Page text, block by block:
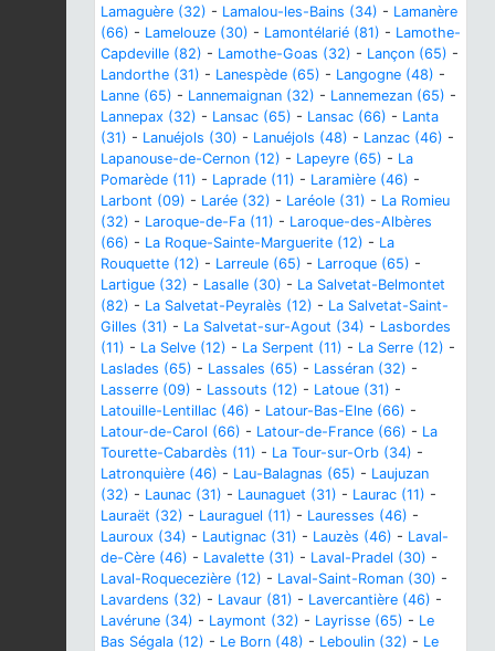
Lamaguère (32) - Lamalou-les-Bains (34) - Lamanère
(66) - Lamelouze (30) - Lamontélarié (81) - Lamothe-
Capdeville (82) - Lamothe-Goas (32) - Lançon (65) -
Landorthe (31) - Lanespède (65) - Langogne (48) -
Lanne (65) - Lannemaignan (32) - Lannemezan (65) -
Lannepax (32) - Lansac (65) - Lansac (66) - Lanta
(31) - Lanuéjols (30) - Lanuéjols (48) - Lanzac (46) -
Lapanouse-de-Cernon (12) - Lapeyre (65) - La
Pomarède (11) - Laprade (11) - Laramière (46) -
Larbont (09) - Larée (32) - Laréole (31) - La Romieu
(32) - Laroque-de-Fa (11) - Laroque-des-Albères
(66) - La Roque-Sainte-Marguerite (12) - La
Rouquette (12) - Larreule (65) - Larroque (65) -
Lartigue (32) - Lasalle (30) - La Salvetat-Belmontet
(82) - La Salvetat-Peyralès (12) - La Salvetat-Saint-
Gilles (31) - La Salvetat-sur-Agout (34) - Lasbordes
(11) - La Selve (12) - La Serpent (11) - La Serre (12) -
Laslades (65) - Lassales (65) - Lasséran (32) -
Lasserre (09) - Lassouts (12) - Latoue (31) -
Latouille-Lentillac (46) - Latour-Bas-Elne (66) -
Latour-de-Carol (66) - Latour-de-France (66) - La
Tourette-Cabardès (11) - La Tour-sur-Orb (34) -
Latronquière (46) - Lau-Balagnas (65) - Laujuzan
(32) - Launac (31) - Launaguet (31) - Laurac (11) -
Lauraët (32) - Lauraguel (11) - Lauresses (46) -
Lauroux (34) - Lautignac (31) - Lauzès (46) - Laval-
de-Cère (46) - Lavalette (31) - Laval-Pradel (30) -
Laval-Roquecezière (12) - Laval-Saint-Roman (30) -
Lavardens (32) - Lavaur (81) - Lavercantière (46) -
Lavérune (34) - Laymont (32) - Layrisse (65) - Le
Bas Ségala (12) - Le Born (48) - Leboulin (32) - Le